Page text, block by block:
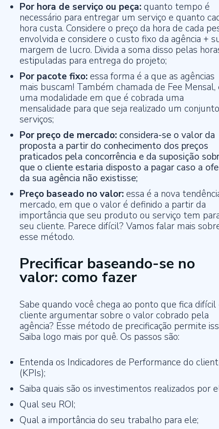
Por hora de serviço ou peça:quanto tempo é
necessário para entregar um serviço e quanto
hora custa. Considere o preço da hora de cada
envolvida e considere o custo fixo da agência +
margem de lucro. Divida a soma disso pelas
estipuladas para entrega do projeto;
Por pacote fixo:essa forma é a que as agências
mais buscam! Também chamada de Fee Mensal,
uma modalidade em que é cobrada uma
mensalidade para que seja realizado um
serviços;
Por preço de mercado: considera-se o valor da
proposta a partir do conhecimento dos preços
praticados pela concorrência e da suposição
que o cliente estaria disposto a pagar caso a
da sua agência não existisse;
Preço baseado no valor:essa é a nova
mercado, em que o valor é definido a partir da
importância que seu produto ou serviço tem
seu cliente. Parece difícil? Vamos falar mais
esse método.
Precificar baseando-se no
valor: como fazer
Sabe quando você chega ao ponto que fica difícil
cliente argumentar sobre o valor cobrado pela
agência? Esse método de precificação permite
Saiba logo mais por quê. Os passos são:
Entenda os Indicadores de Performance do
(KPIs);
Saiba quais são os investimentos realizados por
Qual seu ROI;
Qual a importância do seu trabalho para ele;